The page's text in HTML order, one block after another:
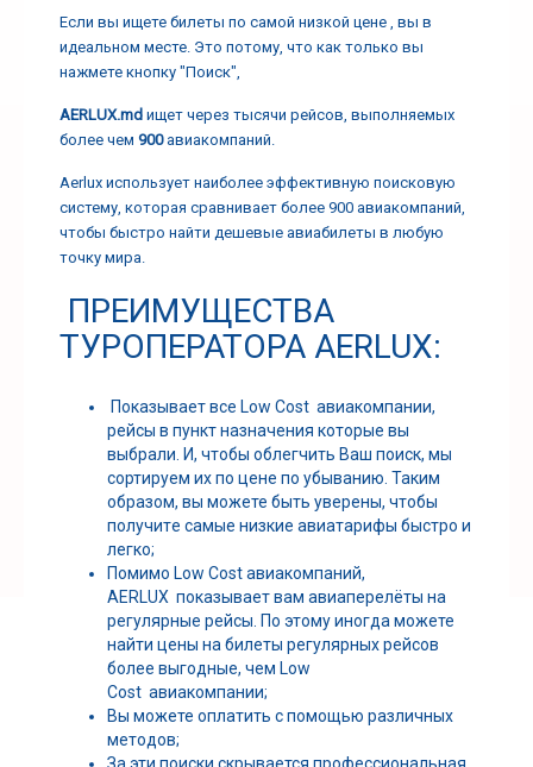
Если вы ищете билеты по самой низкой цене , вы в
идеальном месте. Это потому, что как только вы
нажмете кнопку "Поиск",
AERLUX.md ищет через тысячи рейсов, выполняемых
более чем 900авиакомпаний.
Aerlux использует наиболее эффективную поисковую
систему, которая сравнивает более 900 авиакомпаний,
чтобы быстро найти дешевые авиабилеты в любую
точку мира.
ПРЕИМУЩЕСТВА
ТУРОПЕРАТОРА AERLUX:
Показывает все Low Cost авиакомпании,
рейсы в пункт назначения которыe вы
выбрали. И, чтобы облегчить Ваш поиск, мы
сортируем их по цене по убыванию. Таким
образом, вы можете быть уверены, чтобы
получитe самые низкие авиатарифы быстро и
легко;
Помимо Low Cost авиакомпаний,
AERLUX показывает вам авиаперелёты на
регулярные рейсы. По этому иногда можете
найти цены на билеты регулярных рейсов
более выгодные, чем Low
Cost авиакомпании;
Вы можете оплатить с помощью различных
методов;